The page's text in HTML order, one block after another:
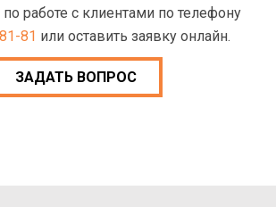
работе с клиентами по телефону
81 или оставить заявку онлайн.
ЗАДАТЬ ВОПРОС